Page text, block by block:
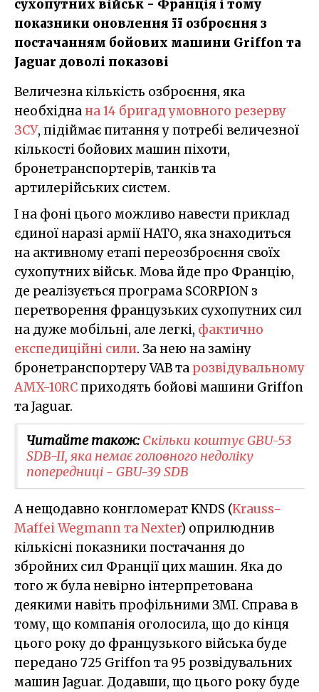
сухопутних військ - Франція і тому
показники оновлення її озброєння з
постачанням бойових машини Griffon та
Jaguar доволі показові
Величезна кількість озброєння, яка
необхіднана 14 бригад умовного резерву
ЗСУ, підіймає питання у потребі величезної
кількості бойових машин піхоти,
бронетранспортерів, танків та
артилерійських систем.
І на фоні цього можливо навести приклад
єдиної наразі армії НАТО, яка знаходиться
на активному етапі переозброєння своїх
сухопутних військ. Мова йде про Францію,
де реалізується програма SCORPION з
перетворення французьких сухопутних сил
на дуже мобільні, але легкі, фактично
експедиційні сили. За нею на заміну
бронетранспортеру VAB та розвідувальному
AMX-10RCприходять бойові машини Griffon
та Jaguar.
Читайте також:Скільки коштує GBU-53
SDB-II, яка немає головного недоліку
попередниці - GBU-39 SDB
А нещодавно конгломерат KNDS (Krauss-
Maffei Wegmann та Nexter) оприлюднив
кількісні показники постачання до
збройних сил Франції цих машин. Яка до
того ж була невірно інтерпретована
деякими навіть профільними ЗМІ. Справа в
тому, що компанія оголосила, що до кінця
цього року до французького війська буде
передано 725 Griffon та 95 розвідувальних
машин Jaguar. Додавши, що цього року буде